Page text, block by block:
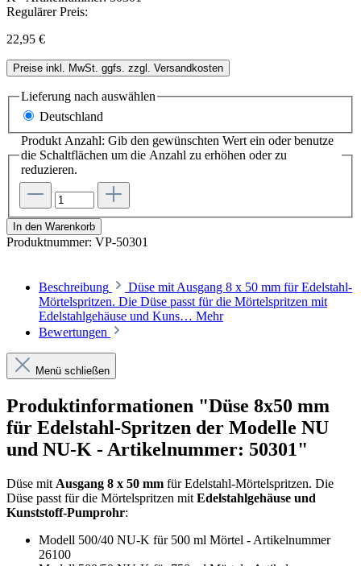
Regulärer Preis:
22,95 €
Preise inkl. MwSt. ggfs. zzgl. Versandkosten
Lieferung nach auswählen
Deutschland
Produkt Anzahl: Gib den gewünschten Wert ein oder benutze
die Schaltflächen um die Anzahl zu erhöhen oder zu
reduzieren.
In den Warenkorb
Produktnummer: VP-50301
Beschreibung
Düse mit Ausgang 8 x 50 mm für Edelstahl-
Mörtelspritzen. Die Düse passt für die Mörtelspritzen mit
Edelstahlgehäuse und Kuns… Mehr
Bewertungen
Menü schließen
Produktinformationen "Düse 8x50 mm
für Edelstahl-Spritzen der Modelle NU
und NU-K - Artikelnummer: 50301"
Düse mit Ausgang 8 x 50 mm für Edelstahl-Mörtelspritzen. Die
Düse passt fürdie Mörtelspritzen mit Edelstahlgehäuse und
Kunststoff-Pumprohr:
Modell 500/40 NU-K für 500 ml Mörtel - Artikelnummer
26100